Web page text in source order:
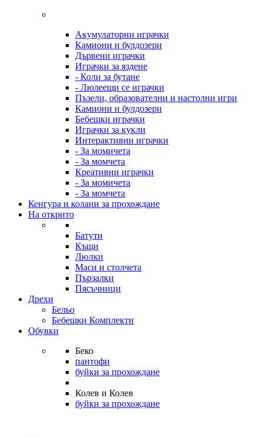
Акумулаторни играчки
Камиони и булдозери
Дървени играчки
Играчки за яздене
- Коли за бутане
- Люлеещи се играчки
Пъзели, образователни и настолни игри
Камиони и булдозери
Бебешки играчки
Играчки за кукли
Интерактивни играчки
- За момичета
- За момчета
Креативни играчки
- За момичета
- За момчета
Кенгура и колани за прохождане
На открито
Батути
Къщи
Люлки
Маси и столчета
Пързалки
Пясъчници
Дрехи
Бельо
Бебешки Комплекти
Обувки
Беко
пантофи
буйки за прохождане
Колев и Колев
буйки за прохождане